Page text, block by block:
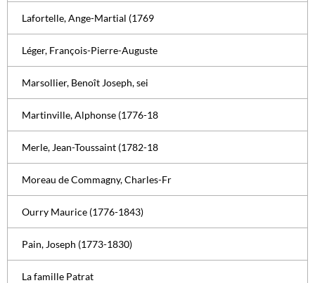
Lafortelle, Ange-Martial (1769
Léger, François-Pierre-Auguste
Marsollier, Benoît Joseph, sei
Martinville, Alphonse (1776-18
Merle, Jean-Toussaint (1782-18
Moreau de Commagny, Charles-Fr
Ourry Maurice (1776-1843)
Pain, Joseph (1773-1830)
La famille Patrat